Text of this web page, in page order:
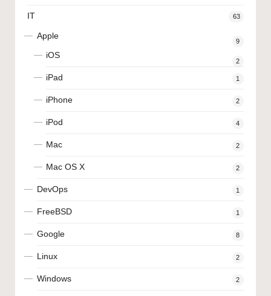
IT 63
Apple
9
iOS
2
iPad 1
iPhone 2
iPod 4
Mac 2
Mac OS X 2
DevOps 1
FreeBSD 1
Google 8
Linux 2
Windows 2